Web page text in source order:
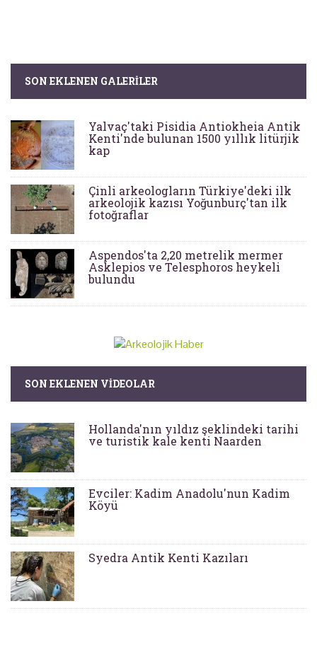
SON EKLENEN GALERILER
Yalvaç'taki Pisidia Antiokheia Antik
Kenti'nde bulunan 1500 yıllık litürjik
kap
Çinli arkeologların Türkiye'deki ilk
arkeolojik kazısı Yoğunburç'tan ilk
fotoğraflar
Aspendos'ta 2,20 metrelik mermer
Asklepios ve Telesphoros heykeli
bulundu
SON EKLENEN VIDEOLAR
Hollanda'nın yıldız şeklindeki tarihi
ve turistik kale kenti Naarden
Evciler: Kadim Anadolu'nun Kadim
Köyü
Syedra Antik Kenti Kazıları